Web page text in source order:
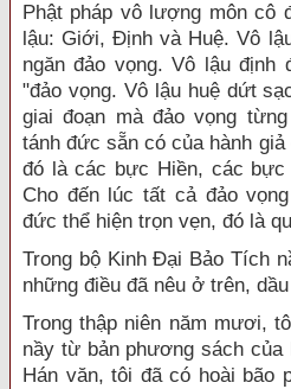
Phật pháp vô lượng môn cô
lậu: Giới, Định và Huệ. Vô
ngăn đảo vọng. Vô lậu định
"đảo vọng. Vô lậu huệ dứt
giai đoạn mà đảo vọng
tánh đức sẵn có của hành
đó là các bực Hiền, các
Cho đến lúc tất cả đảo
đức thể hiện trọn vẹn, đó là
Trong bộ Kinh Đại Bảo Tích
những điều đã nêu ở trên,
Trong thập niên năm mươi,
nầy từ bản phương sách của
Hán văn, tôi đã có hoài bão